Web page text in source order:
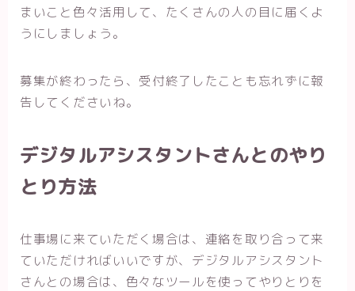
まいこと色々活用して、たくさんの人の目に届くよ
うにしましょう。
募集が終わったら、受付終了したことも忘れずに報
告してくださいね。
デジタルアシスタントさんとのやり
とり方法
仕事場に来ていただく場合は、連絡を取り合って来
ていただければいいですが、デジタルアシスタント
さんとの場合は、色々なツールを使ってやりとりを